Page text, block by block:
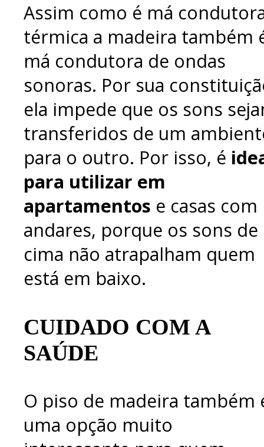
Assim como é má
térmica a madeira também
má condutora de ondas
sonoras. Por sua
ela impede que os sons
transferidos de um
para o outro. Por isso, é
para utilizar em
apartamentos e casas com
andares, porque os sons de
cima não atrapalham quem
está em baixo.
CUIDADO COM A
SAÚDE
O piso de madeira também
uma opção muito